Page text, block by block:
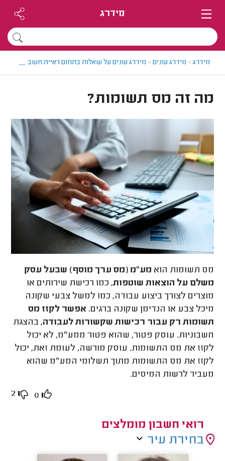
מידרג
מידרג> מידרג עונים> מידרג עונים על שאלות בתחום ראיית חשבון>
...
מה זה מס תשומות?
מס תשומות הוא מע"מ (מס ערך מוסף) שבעל עסק
משלם על הוצאות שוטפות, כמו רכישת שירותים או
מוצרים לצורך ביצוע עבודה, כמו למשל צבעי שקונה
מיכל צבע או הנדימן שקונה ברגים. אפשר לקזז מס
תשומות רק עבור רכישות שקשורות לעבודה, בהצגת
חשבוניות. עוסק פטור, שהוא פטור ממע"מ, לא יכול
לקזז את מס התשומות. עוסק מורשה, לעומת זאת, יכול
לקזז את מס התשומות מתוך תשלומי המע"מ שהוא
מעביר לרשות המיסים.
0
2
רואי חשבון מומלצים
בחירת עיר